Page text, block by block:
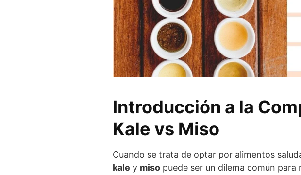
Introducción a la
Kale vs Miso
Cuando se trata de optar por alimentos
kale y miso puede ser un dilema común para